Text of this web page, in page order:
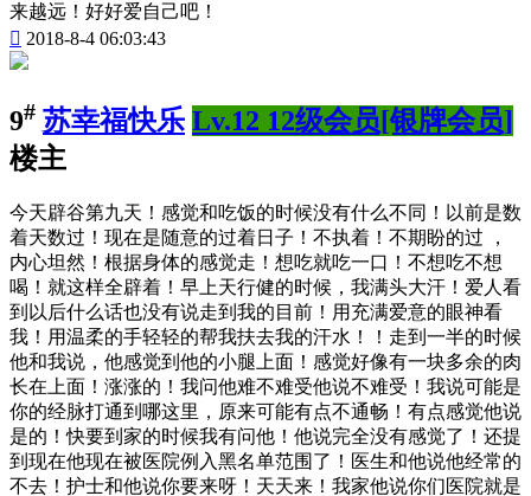
来越远！好好爱自己吧！
 2018-8-4 06:03:43
9# 苏幸福快乐 Lv.12 12级会员[银牌会员]
楼主
今天辟谷第九天！感觉和吃饭的时候没有什么不同！以前是数
着天数过！现在是随意的过着日子！不执着！不期盼的过 ，
内心坦然！根据身体的感觉走！想吃就吃一口！不想吃不想
喝！就这样全辟着！早上天行健的时候，我满头大汗！爱人看
到以后什么话也没有说走到我的目前！用充满爱意的眼神看
我！用温柔的手轻轻的帮我扶去我的汗水！！走到一半的时候
他和我说，他感觉到他的小腿上面！感觉好像有一块多余的肉
长在上面！涨涨的！我问他难不难受他说不难受！我说可能是
你的经脉打通到哪这里，原来可能有点不通畅！有点感觉他说
是的！快要到家的时候我有问他！他说完全没有感觉了！还提
到现在他现在被医院例入黑名单范围了！医生和他说他经常的
不去！护士和他说你要来呀！天天来！我家他说你们医院就是